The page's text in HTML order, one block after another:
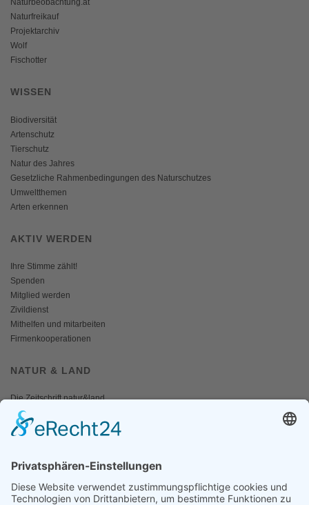
Naturbeobachtung.at
Naturfreikauf
Projektarchiv
Wolf
Fischotter
WISSEN
Biodiversität
Artenschutz
Tierschutz
Natur des Jahres
Gesetzliche Rahmenbedingungen des Naturschutzes
Umweltthemen
Arten erkennen
AKTIV WERDEN
Ihre Stimme zählt!
Spenden
Mitglied werden
Zivildienst
Mithelfen und mitarbeiten
Firmenkooperationen
NATUR & LAND
Die Zeitschrift natur&land
Archiv
Mediadaten
Fotos und Logos
Presseaussendungen